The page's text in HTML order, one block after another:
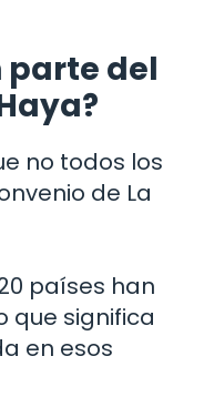
parte del
no todos los
de La
países han
que significa
en esos